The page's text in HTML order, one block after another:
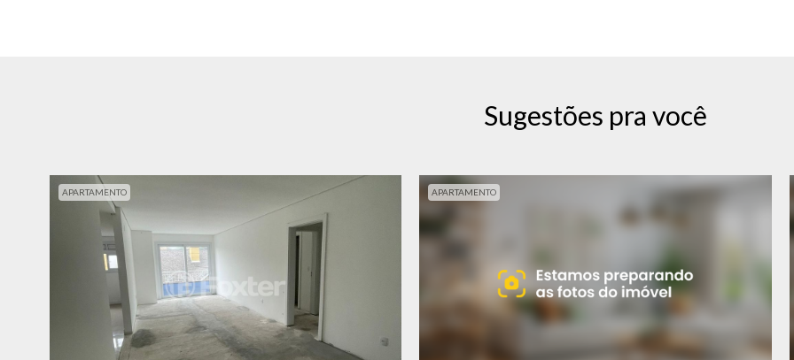
Sugestões pra você
APARTAMENTO APARTAMENTO